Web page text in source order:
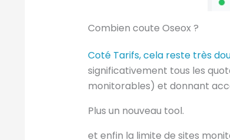
Combien coute Oseox ?
Coté Tarifs, cela reste très
significativement tous les
monitorables) et donnant
Plus un nouveau tool.
et enfin la limite de sites